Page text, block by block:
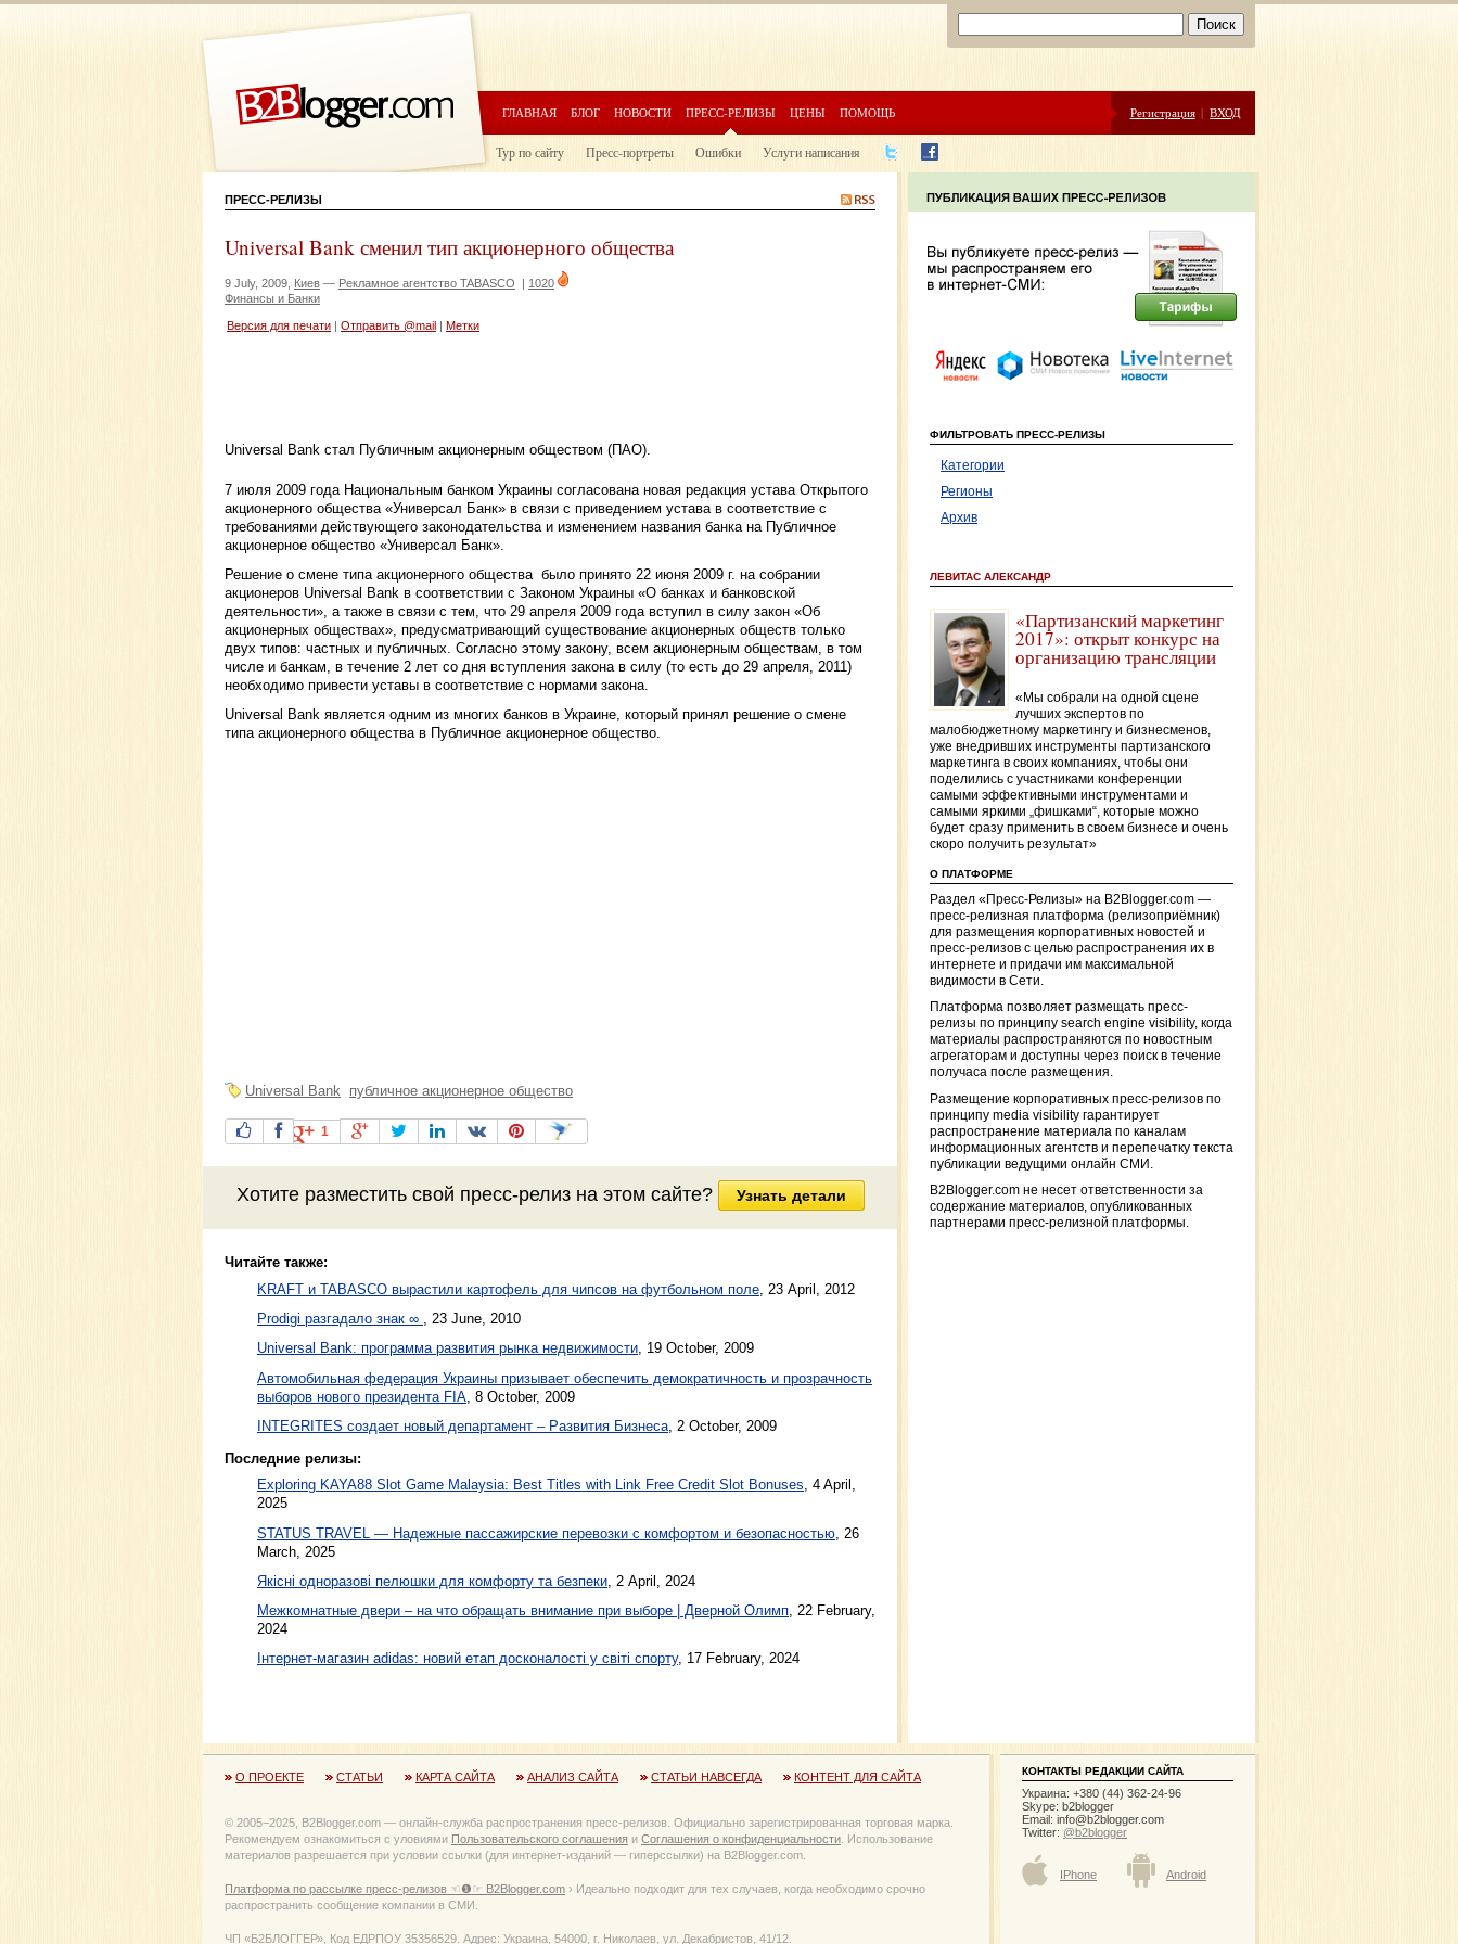
ГЛАВНАЯ БЛОГ НОВОСТИ ПРЕСС-РЕЛИЗЫ ЦЕНЫ ПОМОЩЬ Регистрация | ВХОД
Тур по сайту Пресс-портреты Ошибки Услуги написания
ПРЕСС-РЕЛИЗЫ
Universal Bank сменил тип акционерного общества
9 July, 2009, Киев — Рекламное агентство TABASCO | 1020
Финансы и Банки
Версия для печати Отправить @mail Метки
Universal Bank стал Публичным акционерным обществом (ПАО).
7 июля 2009 года Национальным банком Украины согласована новая редакция устава Открытого
акционерного общества «Универсал Банк» в связи с приведением устава в соответствие с
требованиями действующего законодательства и изменением названия банка на Публичное
акционерное общество «Универсал Банк».
Решение о смене типа акционерного общества было принято 22 июня 2009 г. на собрании
акционеров Universal Bank в соответствии с Законом Украины «О банках и банковской
деятельности», а также в связи с тем, что 29 апреля 2009 года вступил в силу закон «Об
акционерных обществах», предусматривающий существование акционерных обществ только
двух типов: частных и публичных. Согласно этому закону, всем акционерным обществам, в том
числе и банкам, в течение 2 лет со дня вступления закона в силу (то есть до 29 апреля, 2011)
необходимо привести уставы в соответствие с нормами закона.
Universal Bank является одним из многих банков в Украине, который принял решение о смене
типа акционерного общества в Публичное акционерное общество.
Universal Bank публичное акционерное общество
1
Хотите разместить свой пресс-релиз на этом сайте? Узнать детали
Читайте также:
KRAFT и TABASCO вырастили картофель для чипсов на футбольном поле, 23 April, 2012
Prodigi разгадало знак ∞ , 23 June, 2010
Universal Bank: программа развития рынка недвижимости, 19 October, 2009
Автомобильная федерация Украины призывает обеспечить демократичность и прозрачность
выборов нового президента FIA 8 October, 2009
INTEGRITES создает новый департамент – Развития Бизнеса 2 October, 2009
Последние релизы:
Exploring KAYA88 Slot Game Malaysia: Best Titles with Link Free Credit Slot Bonuses, 4 April,
2025
STATUS TRAVEL — Надежные пассажирские перевозки с комфортом и безопасностью , 26
March, 2025
Якісні одноразові пелюшки для комфорту та безпеки , 2 April, 2024
Межкомнатные двери – на что обращать внимание при выборе | Дверной Олимп , 22 February,
2024
Інтернет-магазин adidas: новий етап досконалості у світі спорту, 17 February, 2024
ФИЛЬТРОВАТЬ ПРЕСС-РЕЛИЗЫ
Категории
Регионы
Архив
ЛЕВИТАС АЛЕКСАНДР
«Партизанский маркетинг
2017»: открыт конкурс на
организацию трансляции
«Мы собрали на одной сцене
лучших экспертов по
малобюджетному маркетингу и бизнесменов,
уже внедривших инструменты партизанского
маркетинга в своих компаниях, чтобы они
поделились с участниками конференции
самыми эффективными инструментами и
самыми яркими „фишками“, которые можно
будет сразу применить в своем бизнесе и очень
скоро получить результат»
О ПЛАТФОРМЕ
Раздел «Пресс-Релизы» на B2Blogger.com —
пресс-релизная платформа (релизоприёмник)
для размещения корпоративных новостей и
пресс-релизов с целью распространения их в
интернете и придачи им максимальной
видимости в Сети.
Платформа позволяет размещать пресс-
релизы по принципу search engine visibility, когда
материалы распространяются по новостным
агрегаторам и доступны через поиск в течение
получаса после размещения.
Размещение корпоративных пресс-релизов по
принципу media visibility гарантирует
распространение материала по каналам
информационных агентств и перепечатку текста
публикации ведущими онлайн СМИ.
B2Blogger.com не несет ответственности за
содержание материалов, опубликованных
партнерами пресс-релизной платформы.
О ПРОЕКТЕ СТАТЬИ КАРТА САЙТА АНАЛИЗ САЙТА СТАТЬИ НАВСЕГДА КОНТЕНТ ДЛЯ САЙТА
© 2005−2025, B2Blogger.com — онлайн-служба распространения пресс-релизов. Официально зарегистрированная торговая марка.
Рекомендуем ознакомиться с уловиями Пользовательского соглашения и Соглашения о конфиденциальности . Использование
материалов разрешается при условии ссылки (для интернет-изданий — гиперссылки) на B2Blogger.com.
Платформа по рассылке пресс-релизов ☜❶☞ B2Blogger.com › Идеально подходит для тех случаев, когда необходимо срочно
распространить сообщение компании в СМИ.
ЧП «Б2БЛОГГЕР», Код ЕДРПОУ 35356529. Адрес: Украина, 54000, г. Николаев, ул. Декабристов, 41/12.
КОНТАКТЫ РЕДАКЦИИ САЙТА
Украина: +380 (44) 362-24-96
Skype: b2blogger
Email: info@b2blogger.com
Twitter: @b2blogger
IPhone Android